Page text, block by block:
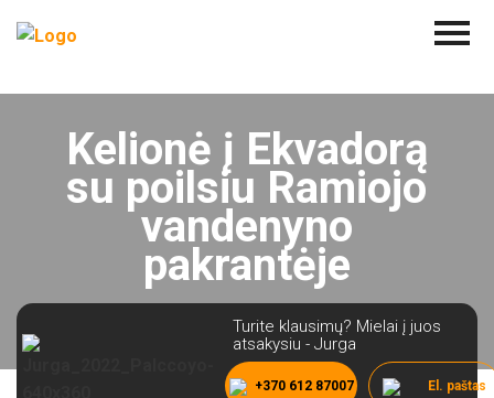
Kelionė į Ekvadorą
su poilsiu Ramiojo
vandenyno
pakrantėje
Turite klausimų? Mielai į juos
atsakysiu - Jurga
+370 612 87007 El. paštas